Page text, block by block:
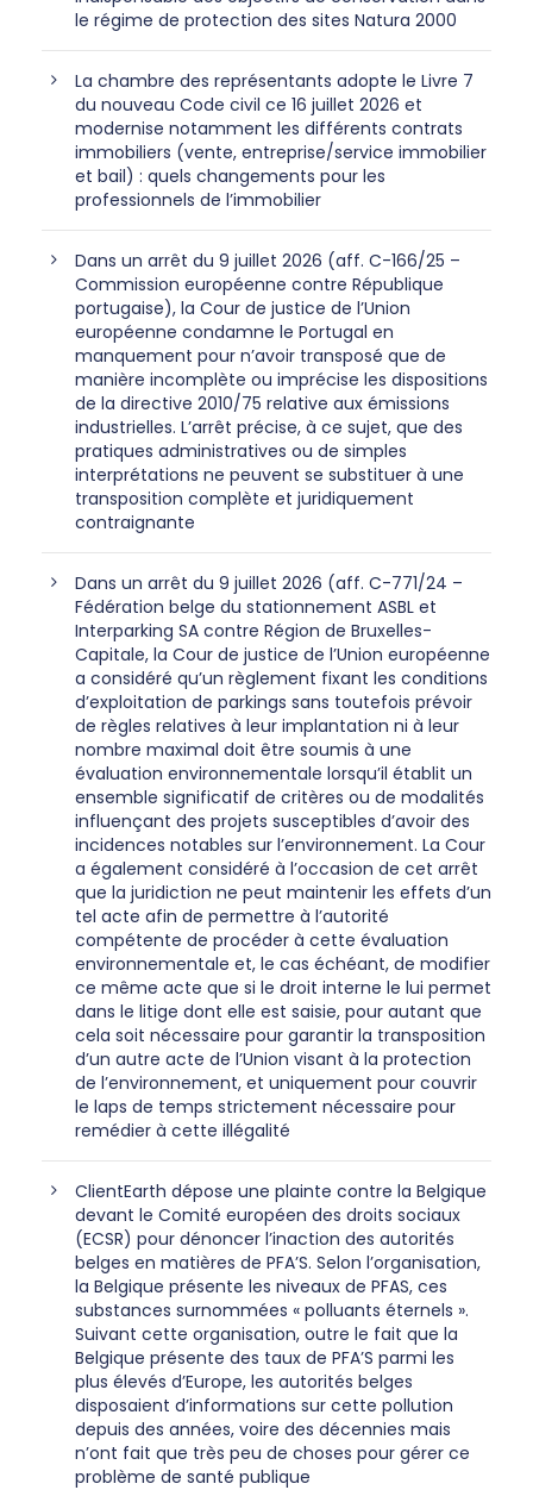
le régime de protection des sites Natura 2000
La chambre des représentants adopte le Livre 7
du nouveau Code civil ce 16 juillet 2026 et
modernise notamment les différents contrats
immobiliers (vente, entreprise/service immobilier
et bail) : quels changements pour les
professionnels de l’immobilier
Dans un arrêt du 9 juillet 2026 (aff. C-166/25 –
Commission européenne contre République
portugaise), la Cour de justice de l’Union
européenne condamne le Portugal en
manquement pour n’avoir transposé que de
manière incomplète ou imprécise les dispositions
de la directive 2010/75 relative aux émissions
industrielles. L’arrêt précise, à ce sujet, que des
pratiques administratives ou de simples
interprétations ne peuvent se substituer à une
transposition complète et juridiquement
contraignante
Dans un arrêt du 9 juillet 2026 (aff. C-771/24 –
Fédération belge du stationnement ASBL et
Interparking SA contre Région de Bruxelles-
Capitale, la Cour de justice de l’Union européenne
a considéré qu’un règlement fixant les conditions
d’exploitation de parkings sans toutefois prévoir
de règles relatives à leur implantation ni à leur
nombre maximal doit être soumis à une
évaluation environnementale lorsqu’il établit un
ensemble significatif de critères ou de modalités
influençant des projets susceptibles d’avoir des
incidences notables sur l’environnement. La Cour
a également considéré à l’occasion de cet arrêt
que la juridiction ne peut maintenir les effets d’un
tel acte afin de permettre à l’autorité
compétente de procéder à cette évaluation
environnementale et, le cas échéant, de modifier
ce même acte que si le droit interne le lui permet
dans le litige dont elle est saisie, pour autant que
cela soit nécessaire pour garantir la transposition
d’un autre acte de l’Union visant à la protection
de l’environnement, et uniquement pour couvrir
le laps de temps strictement nécessaire pour
remédier à cette illégalité
ClientEarth dépose une plainte contre la Belgique
devant le Comité européen des droits sociaux
(ECSR) pour dénoncer l’inaction des autorités
belges en matières de PFA’S. Selon l’organisation,
la Belgique présente les niveaux de PFAS, ces
substances surnommées « polluants éternels ».
Suivant cette organisation, outre le fait que la
Belgique présente des taux de PFA’S parmi les
plus élevés d’Europe, les autorités belges
disposaient d’informations sur cette pollution
depuis des années, voire des décennies mais
n’ont fait que très peu de choses pour gérer ce
problème de santé publique